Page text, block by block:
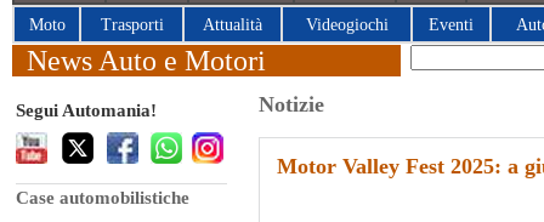
Moto Trasporti Attualità Videogiochi Eventi
News Auto e Motori
Segui Automania!
Case automobilistiche
Notizie
Motor Valley Fest 2025: a